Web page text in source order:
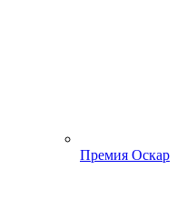
Премия Оскар